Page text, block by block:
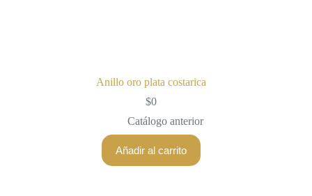
Anillo oro plata costarica
$0
Catálogo anterior
Añadir al carrito